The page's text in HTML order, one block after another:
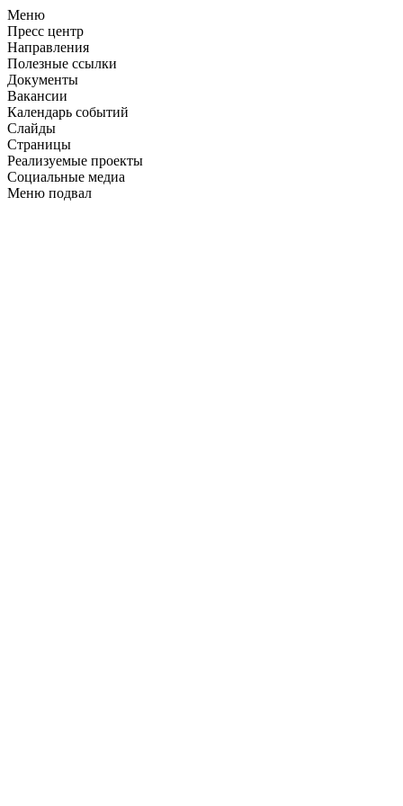
Меню
Пресс центр
Направления
Полезные ссылки
Документы
Вакансии
Календарь событий
Слайды
Страницы
Реализуемые проекты
Социальные медиа
Меню подвал